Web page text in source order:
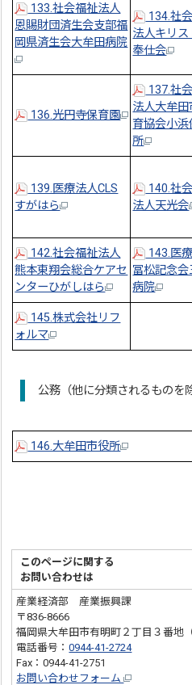
133.社会福祉法人
恩賜財団済生会支部福
岡県済生会大牟田病院
134.社
法人キリス
奉仕会
136.光円寺保育園
137.社
法人大牟田
育協会小浜
所
139.医療法人CLS
すがはら
140.社
法人天光会
142.社会福祉法人
熊本東翔会総合ケアセ
ンターひがしはら
143.医
冨松記念会
病院
145.株式会社リフ
ォルマ
公務（他に分類されるものを
146.大牟田市役所
このページに関する
お問い合わせは
産業経済部 産業振興課
〒836-8666
福岡県大牟田市有明町２丁目３番地
電話番号：0944-41-2724
Fax：0944-41-2751
お問い合わせフォーム